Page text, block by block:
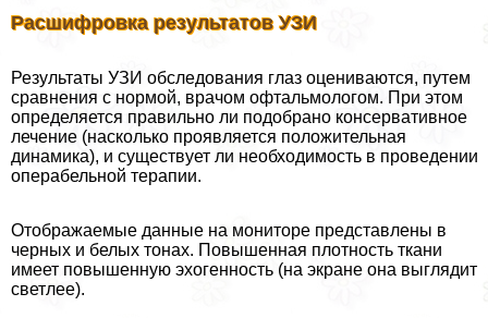
Расшифровка результатов УЗИ
Результаты УЗИ обследования глаз оцениваются, путем
сравнения с нормой, врачом офтальмологом. При этом
определяется правильно ли подобрано консервативное
лечение (насколько проявляется положительная
динамика), и существует ли необходимость в проведении
операбельной терапии.
Отображаемые данные на мониторе представлены в
черных и белых тонах. Повышенная плотность ткани
имеет повышенную эхогенность (на экране она выглядит
светлее).